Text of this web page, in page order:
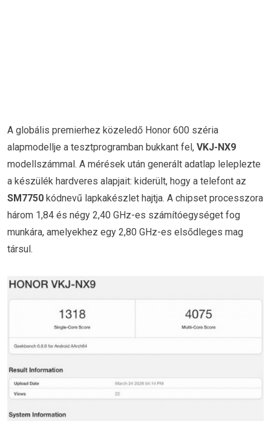
A globális premierhez közeledő Honor 600 széria
alapmodellje a tesztprogramban bukkant fel, VKJ-NX9
modellszámmal. A mérések után generált adatlap leleplezte
a készülék hardveres alapjait: kiderült, hogy a telefont az
SM7750 kódnevű lapkakészlet hajtja. A chipset processzora
három 1,84 és négy 2,40 GHz-es számítóegységet fog
munkára, amelyekhez egy 2,80 GHz-es elsődleges mag
társul.